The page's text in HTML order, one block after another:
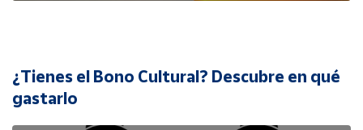
Cuenta
¿Tienes el Bono Cultural? Descubre en qué
gastarlo